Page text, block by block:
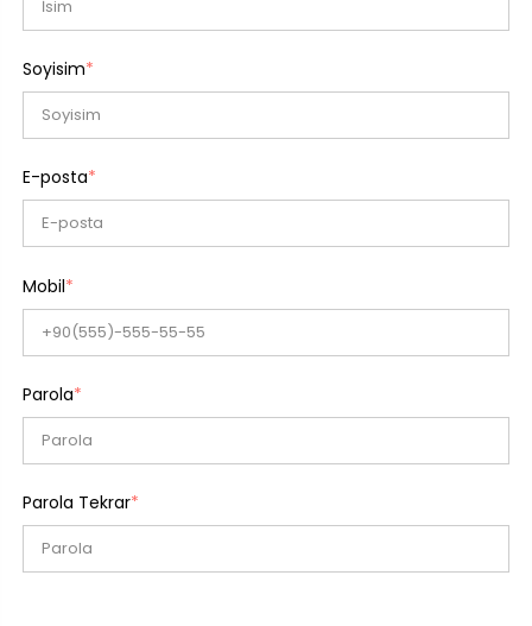
Soyisim*
E-posta*
Mobil*
Parola*
Parola Tekrar*